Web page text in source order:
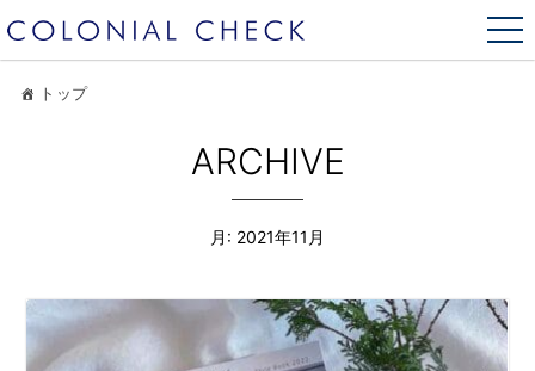
トップ
ARCHIVE
月: 2021年11月